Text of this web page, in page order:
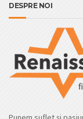
DESPRE NOI